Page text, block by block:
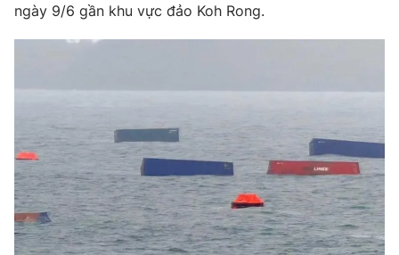
Phim VTV
Khán giả
Giải sao mai
Giải trí
Sao
Đời sống
Du lịch
Làm đẹp
Chất lượng cuộc sống
Giáo dục
Tuyển sinh
Học trực tuyến
Công nghệ
Hitech Công nghệ tương lai
Giao lưu trực tuyến
ngày 9/6 gần khu vực đảo Koh Rong.